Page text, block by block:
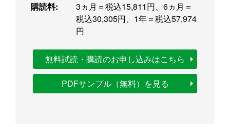
購読料:
3ヵ月＝税込15,811円、6ヵ月＝
税込30,305円、1年＝税込57,974
円
無料試読・購読のお申し込みはこちら
PDFサンプル（無料）を見る